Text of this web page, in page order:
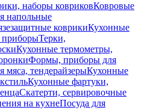
наборы ковриковКовровые
напольные
коврикиКухонные
Терки,
Кухонные термометры,
Формы, приборы для
мяса, тендерайзерыКухонные
Кухонные фартуки,
Скатерти, сервировочные
на кухнеПосуда для